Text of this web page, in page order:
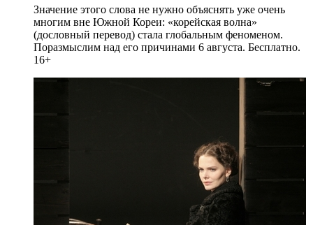
Значение этого слова не нужно объяснять уже очень
многим вне Южной Кореи: «корейская волна»
(дословный перевод) стала глобальным феноменом.
Поразмыслим над его причинами 6 августа. Бесплатно.
16+